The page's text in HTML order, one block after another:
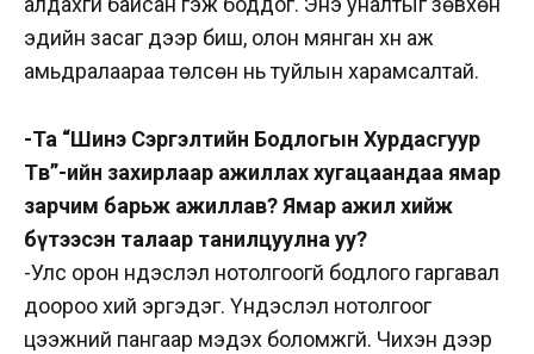
эдийн засаг дээр биш, олон мянган хүн аж
амьдралаараа төлсөн нь туйлын харамсалтай.
-Та “Шинэ Сэргэлтийн Бодлогын Хурдасгуур
Төв”-ийн захирлаар ажиллах хугацаандаа ямар
зарчим барьж ажиллав? Ямар ажил хийж
бүтээсэн талаар танилцуулна уу?
-Улс орон үндэслэл нотолгоогүй бодлого гаргавал
доороо хий эргэдэг. Үндэслэл нотолгоог
цээжний пангаар мэдэх боломжгүй. Чихэн дээр